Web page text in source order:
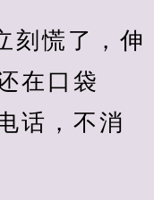
刻慌了，伸
在口袋
话，不消